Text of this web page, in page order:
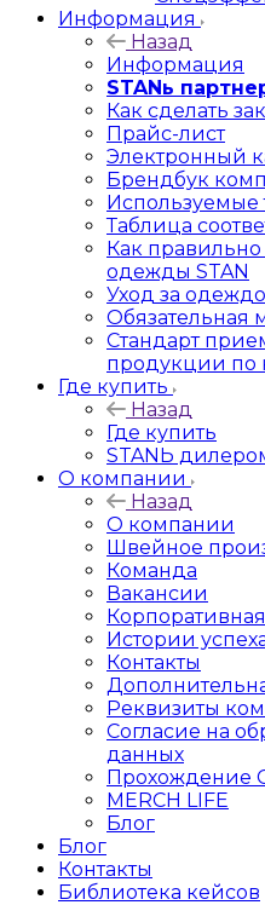
Информация
Назад
Информация
STANь
Как сделать
Прайс-лист
Электронный
Брендбук
Используемые
Таблица
Как
одежды STAN
Уход за
Обязательная
Стандарт
продукции по
Где купить
Назад
Где купить
STANЬ
О компании
Назад
О компании
Швейное
Команда
Вакансии
Истории
Контакты
Реквизиты
Согласие на
данных
Прохождение
MERCH LIFE
Блог
Блог
Контакты
Библиотека кейсов